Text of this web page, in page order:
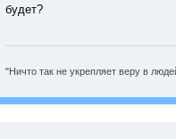
будет?
"Ничто так не укрепляет веру в